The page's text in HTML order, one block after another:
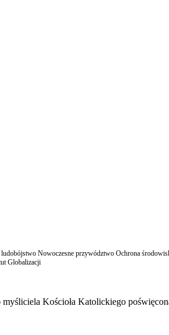
Nowoczesne przywództwo Ochrona
Globalizacji
Kościoła Katolickiego